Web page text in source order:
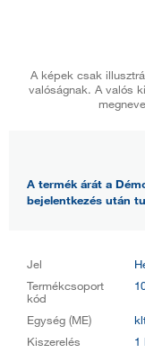
A képek csak
valóságnak. A valós
A termék árát a
bejelentkezés után
Jel
Termékcsoport
kód
Egység (ME)
Kiszerelés
1